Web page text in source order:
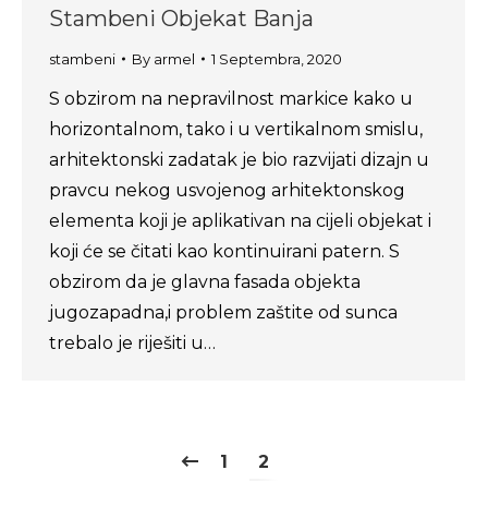
Stambeni Objekat Banja
stambeni By armel 1 Septembra, 2020
S obzirom na nepravilnost markice kako u
horizontalnom, tako i u vertikalnom smislu,
arhitektonski zadatak je bio razvijati dizajn u
pravcu nekog usvojenog arhitektonskog
elementa koji je aplikativan na cijeli objekat i
koji će se čitati kao kontinuirani patern. S
obzirom da je glavna fasada objekta
jugozapadna,i problem zaštite od sunca
trebalo je riješiti u…
1 2